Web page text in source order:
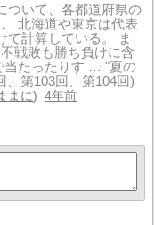
ついて、各都道府県の
北海道や東京は代表
て計算している。 ま
戦敗も勝ち負けに含
当たったりす … "夏の
、第103回、第104回)
まに 4年前